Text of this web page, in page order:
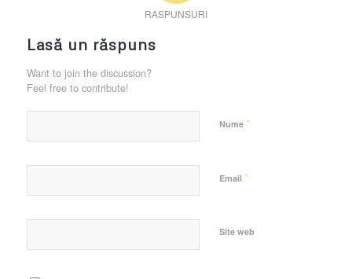
RASPUNSURI
Lasă un răspuns
Want to join the discussion?
Feel free to contribute!
Nume *
Email *
Site web